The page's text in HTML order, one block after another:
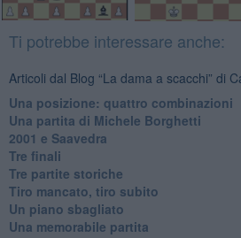
Ti potrebbe interessare anche:
Articoli dal Blog “La dama a scacchi” di
Una posizione: quattro combinazioni
​Una partita di Michele Borghetti
2001 e Saavedra
Tre finali
Tre partite storiche
Tiro mancato, tiro subito
Un piano sbagliato
Una memorabile partita